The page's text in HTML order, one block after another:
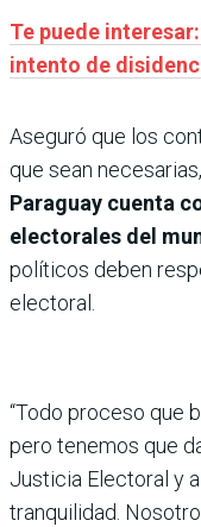
Te puede
intento de
Aseguró que los
que sean
Paraguay cuenta
electorales del
políticos deben
electoral.
“Todo proceso que
pero tenemos que
Justicia Electoral y
tranquilidad.